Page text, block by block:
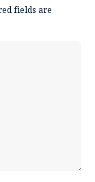
fields are